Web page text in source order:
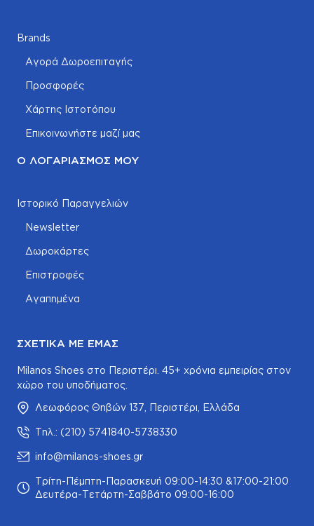
Brands
Αγορά Δωροεπιταγής
Προσφορές
Χάρτης Ιστοτόπου
Επικοινωνήστε μαζί μας
Ο ΛΟΓΑΡΙΑΣΜΌΣ ΜΟΥ
Ιστορικό Παραγγελιών
Newsletter
Δωροκάρτες
Επιστροφές
Αγαπημένα
ΣΧΕΤΙΚΆ ΜΕ ΕΜΆΣ
Milanos Shoes στο Περιστέρι. 45+ χρόνια εμπειρίας στον
χώρο του υποδήματος.
Λεωφόρος Θηβών 137, Περιστέρι, Ελλάδα
Τηλ.: (210) 5741840-5738330
info@milanos-shoes.gr
Τρίτη-Πέμπτη-Παρασκευή 09:00-14:30 &17:00-21:00
Δευτέρα-Τετάρτη-Σαββάτο 09:00-16:00